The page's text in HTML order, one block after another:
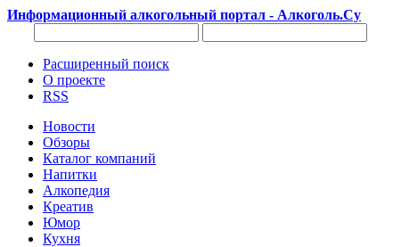
Информационный алкогольный портал - Алкоголь.Су
Расширенный поиск
О проекте
RSS
Новости
Обзоры
Каталог компаний
Напитки
Алкопедия
Креатив
Юмор
Кухня